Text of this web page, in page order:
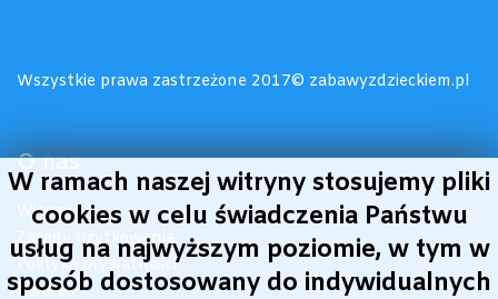
W ramach naszej witryny stosujemy pliki
cookies w celu świadczenia Państwu
usług na najwyższym poziomie, w tym w
sposób dostosowany do indywidualnych
Wszystkie prawa zastrzeżone 2017© zabawyzdzieckiem.pl
O nas
Witamy!
Zasady użytkowania
Polityka prywatności
Cookies